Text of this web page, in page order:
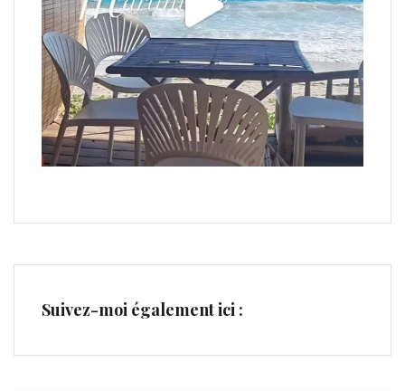
Suivez-moi également ici :